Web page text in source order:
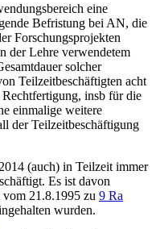
eine
Befristung bei AN, die
Forschungsprojekten
der Lehre verwendetem
solcher
Teilzeitbeschäftigten acht
insb für die
einmalige weitere
der Teilzeitbeschäftigung
(auch) in Teilzeit immer
Es ist davon
vom 21.8.1995 zu 9 Ra
wurden.